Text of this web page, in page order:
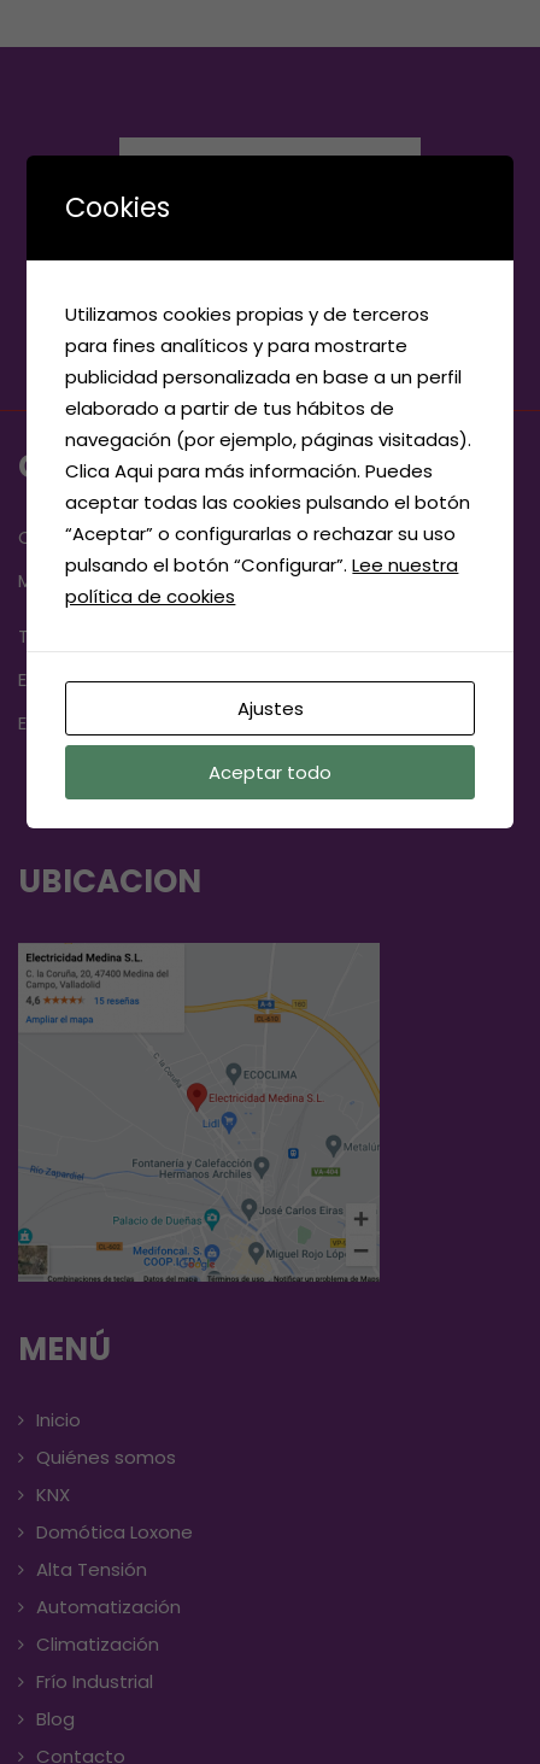
CONTACTO
Calle la Coruña, 20, 47400
Medina del Campo, Valladolid
Teléfono:
E-mail:
info@elecmedina.com
Edion:
UBICACION
MENÚ
Inicio
Quiénes somos
KNX
Domótica Loxone
Alta Tensión
Automatización
Climatización
Frío Industrial
Blog
Contacto
Cookies
Utilizamos cookies propias y de terceros
para fines analíticos y para mostrarte
publicidad personalizada en base a un perfil
elaborado a partir de tus hábitos de
navegación (por ejemplo, páginas visitadas).
Clica Aqui para más información. Puedes
aceptar todas las cookies pulsando el botón
“Aceptar” o configurarlas o rechazar su uso
pulsando el botón “Configurar”.Lee nuestra
política de cookies
Ajustes
Aceptar todo